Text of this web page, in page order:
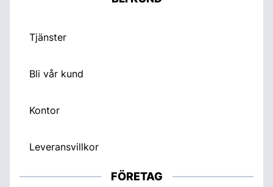
Tjänster
Bli vår kund
Kontor
Leveransvillkor
FÖRETAG